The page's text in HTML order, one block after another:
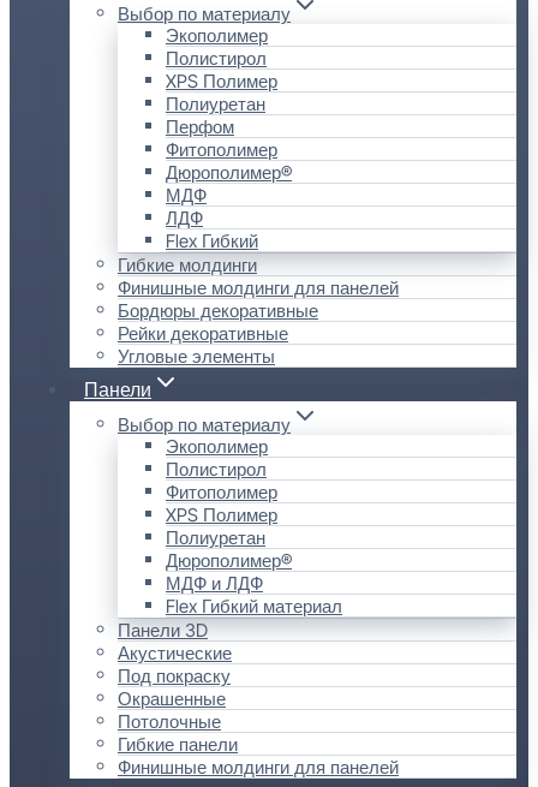
Выбор по материалу
Экополимер
Полистирол
XPS Полимер
Полиуретан
Перфом
Фитополимер
Дюрополимер®
МДФ
ЛДФ
Flex Гибкий
Гибкие молдинги
Финишные молдинги для панелей
Бордюры декоративные
Рейки декоративные
Угловые элементы
Панели
Выбор по материалу
Экополимер
Полистирол
Фитополимер
XPS Полимер
Полиуретан
Дюрополимер®
МДФ и ЛДФ
Flex Гибкий материал
Панели 3D
Акустические
Под покраску
Окрашенные
Потолочные
Гибкие панели
Финишные молдинги для панелей